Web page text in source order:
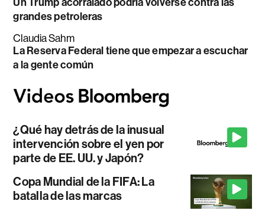
grandes petroleras
Claudia Sahm
La Reserva Federal tiene que empezar a escuchar
a la gente común
¿Qué hay detrás de la inusual
intervención sobre el yen por
parte de EE. UU. y Japón?
Copa Mundial de la FIFA: La
batalla de las marcas